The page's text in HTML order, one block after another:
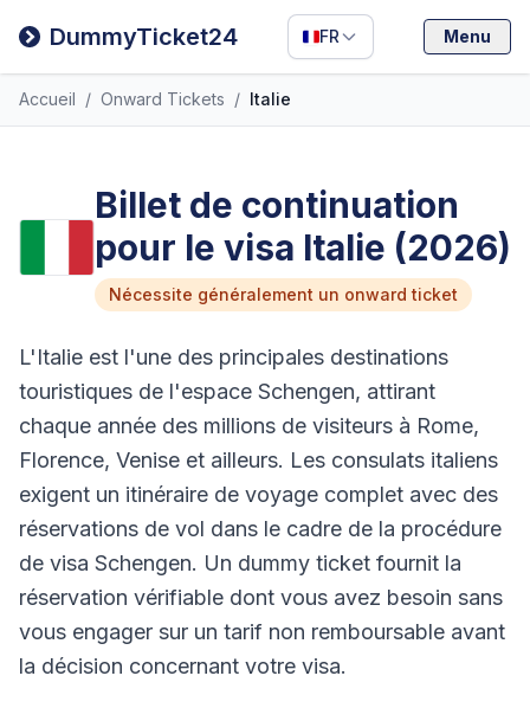
DummyTicket24 FR
Filipino
Deutsch
Menu
Accueil / Onward Tickets / Italie
Billet de continuation
pour le visa Italie (2026)
Nécessite généralement un onward ticket
L'Italie est l'une des principales destinations
touristiques de l'espace Schengen, attirant
chaque année des millions de visiteurs à Rome,
Florence, Venise et ailleurs. Les consulats italiens
exigent un itinéraire de voyage complet avec des
réservations de vol dans le cadre de la procédure
de visa Schengen. Un dummy ticket fournit la
réservation vérifiable dont vous avez besoin sans
vous engager sur un tarif non remboursable avant
la décision concernant votre visa.